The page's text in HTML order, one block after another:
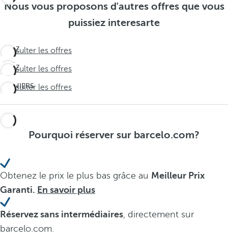
Nous vous proposons d'autres offres que vous
puissiez interesarte
VIVEZ
Travel
deeper
Consulter les offres
VIVEZ
Travel
deeper
Consulter les offres
DERNIERS
laissez
pas l'été
échapper
Consulter les offres
Pourquoi réserver sur barcelo.com?
Obtenez le prix le plus bas grâce au Meilleur Prix
Garanti. En savoir plus
Réservez sans intermédiaires, directement sur
barcelo.com.